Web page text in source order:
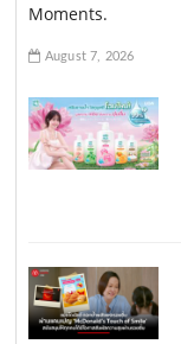
Moments.
August 7, 2026